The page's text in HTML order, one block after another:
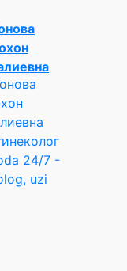
24/7 -
uzi